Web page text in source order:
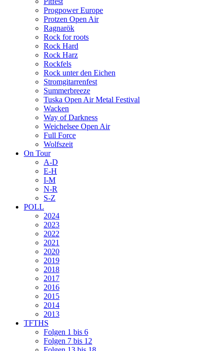
Progpower Europe
Protzen Open Air
Ragnarök
Rock for roots
Rock Hard
Rock Harz
Rockfels
Rock unter den Eichen
Stromgitarrenfest
Summerbreeze
Tuska Open Air Metal Festival
Wacken
Way of Darkness
Weichelsee Open Air
Full Force
Wolfszeit
On Tour
A-D
E-H
I-M
N-R
S-Z
POLL
2024
2023
2022
2021
2020
2019
2018
2017
2016
2015
2014
2013
TFTHS
Folgen 1 bis 6
Folgen 7 bis 12